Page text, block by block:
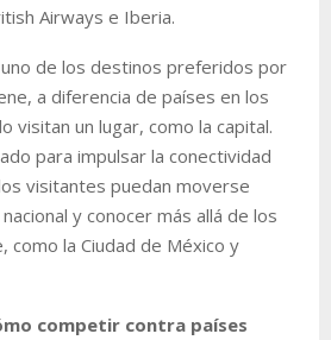
Airways e Iberia.
de los destinos preferidos por
a diferencia de países en los
visitan un lugar, como la capital.
para impulsar la conectividad
visitantes puedan moverse
y conocer más allá de los
como la Ciudad de México y
competir contra países